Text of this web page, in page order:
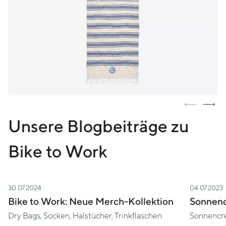
Unsere Blogbeiträge zu
Bike to Work
Zur Story Bike to Work: Neue Merch-Kollektion
30.07.2024
Bike to Work: Neue Merch-Kollektion
Dry Bags, Socken, Halstücher, Trinkflaschen
Zur Story
04.07.2023